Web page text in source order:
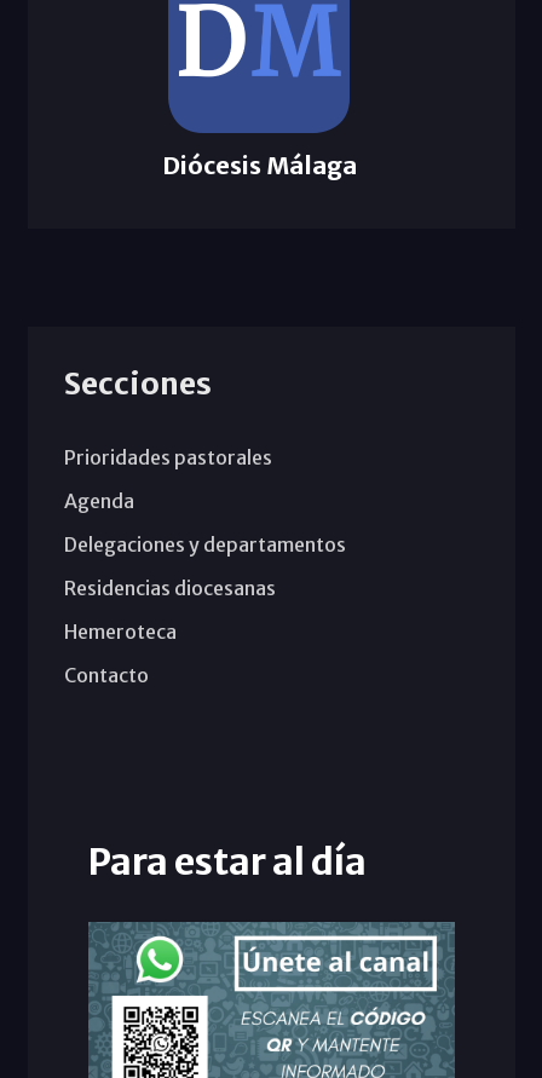
Diócesis Málaga
Secciones
Prioridades pastorales
Agenda
Delegaciones y departamentos
Residencias diocesanas
Hemeroteca
Contacto
Para estar al día